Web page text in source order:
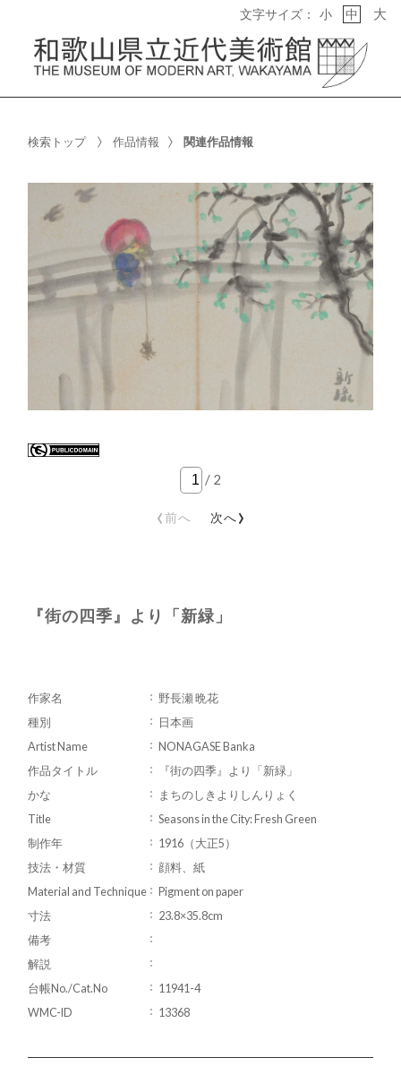
文字サイズ： 小 中 大
検索トップ 作品情報 関連作品情報
/ 2
‹前へ 次へ›
『街の四季』より「新緑」
作家名
野長瀬 晩花
種別
日本画
Artist Name
NONAGASE Banka
作品タイトル
『街の四季』より「新緑」
かな
まちのしきよりしんりょく
Title
Seasons in the City: Fresh Green
制作年
1916（大正5）
技法・材質
顔料、紙
Material and Technique
Pigment on paper
寸法
23.8×35.8cm
備考
解説
台帳No./Cat.No
11941-4
WMC-ID
13368